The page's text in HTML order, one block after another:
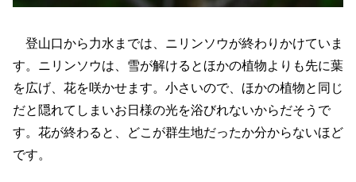
登山口から力水までは、ニリンソウが終わりかけていま
す。ニリンソウは、雪が解けるとほかの植物よりも先に葉
を広げ、花を咲かせます。小さいので、ほかの植物と同じ
だと隠れてしまいお日様の光を浴びれないからだそうで
す。花が終わると、どこが群生地だったか分からないほど
です。